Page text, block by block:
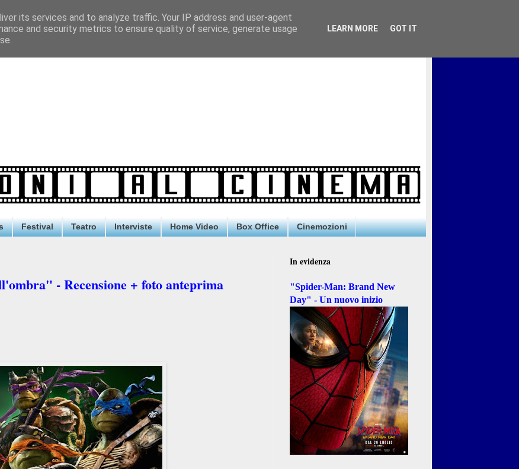
Festival Teatro Interviste Home Video Box Office Cinemozioni
- Recensione + foto anteprima
In evidenza
"Spider-Man: Brand New
Day" - Un nuovo inizio
its services and to analyze traffic. Your IP address and user-agent
and security metrics to ensure quality of service, generate usage
LEARN MORE GOT IT